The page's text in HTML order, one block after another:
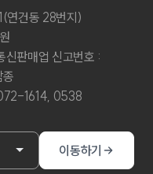
연건동 28번지)
판매업 신고번호 :
1614, 0538
이동하기